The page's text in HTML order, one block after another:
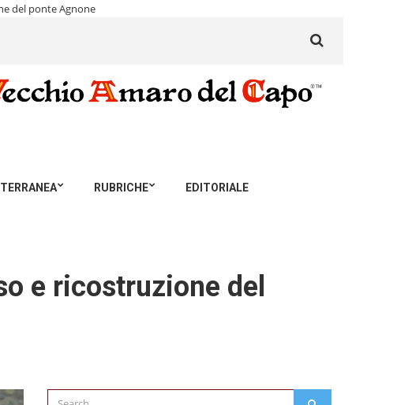
del ponte Agnone
RUBRICHE EDITORIALE
for:
e ricostruzione del
Search